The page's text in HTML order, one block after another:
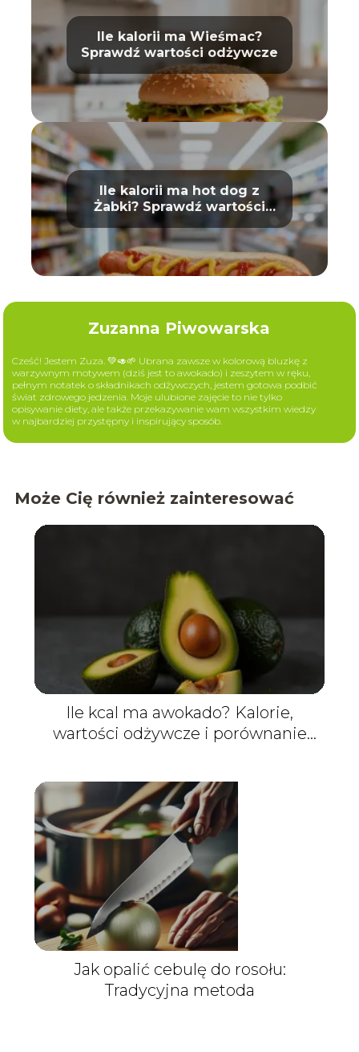
Ile kalorii ma Wieśmac?
Sprawdź wartości odżywcze
Ile kalorii ma hot dog z
Żabki? Sprawdź wartości
odżywcze
Zuzanna Piwowarska
Cześć! Jestem Zuza. 💚🥑🌱 Ubrana zawsze w kolorową bluzkę z
warzywnym motywem (dziś jest to awokado) i zeszytem w ręku,
pełnym notatek o składnikach odżywczych, jestem gotowa podbić
świat zdrowego jedzenia. Moje ulubione zajęcie to nie tylko
opisywanie diety, ale także przekazywanie wam wszystkim wiedzy
w najbardziej przystępny i inspirujący sposób.
Może Cię również zainteresować
Ile kcal ma awokado? Kalorie,
wartości odżywcze i porównanie
Jak opalić cebulę do rosołu:
Tradycyjna metoda